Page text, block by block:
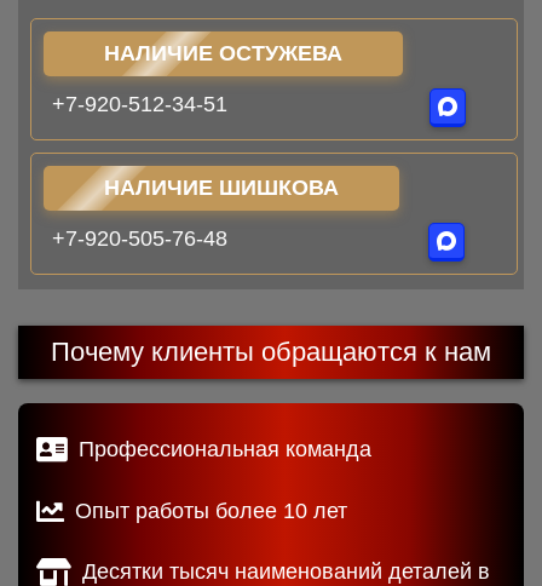
НАЛИЧИЕ ОСТУЖЕВА
+7-920-512-34-51
НАЛИЧИЕ ШИШКОВА
+7-920-505-76-48
Почему клиенты обращаются к нам
Профессиональная команда
Опыт работы более 10 лет
Десятки тысяч наименований деталей в